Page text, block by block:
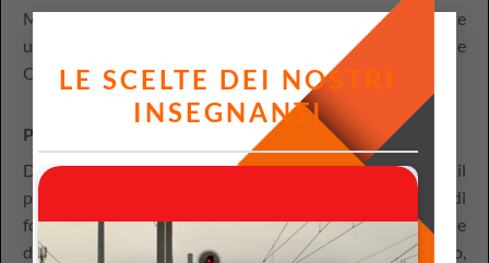
LE SCELTE DEI NOSTRI
INSEGNANTI
Ma quali risorse aggiornate potranno concretamente
utilizzare i docenti per innovare l’approccio all’Educazione
Civica?
Parliamo di
Dalla Carta Costituzionale alle istituzioni europee, il
percorso di Costituzione si pone come obiettivo quello di
formare cittadini consapevoli, consci dei propri diritti e
doveri, responsabili e soprattutto attivi nel contesto civico,